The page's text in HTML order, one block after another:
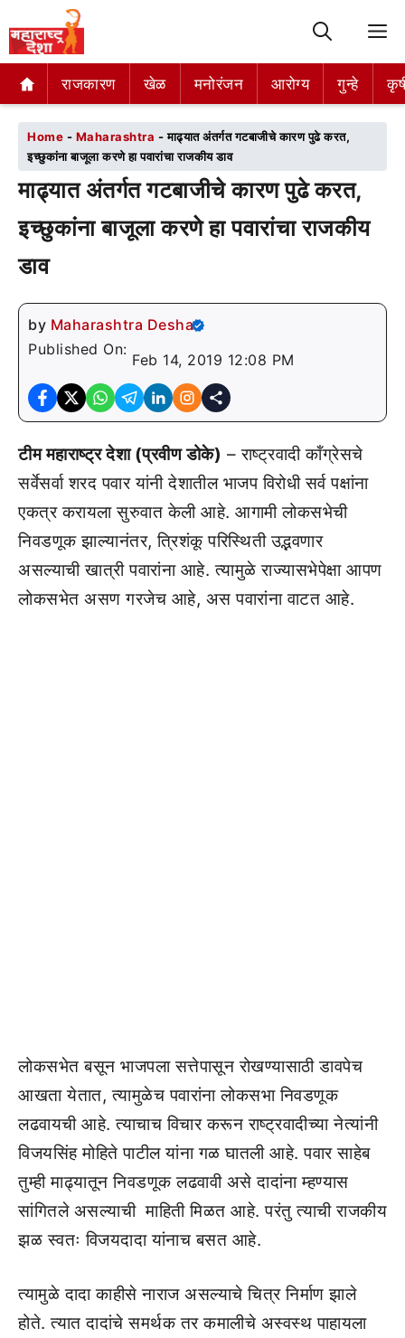
राजकारण खेळ मनोरंजन आरोग्य गुन्हे
राजकारण खेळ मनोरंजन आरोग्य गुन्हे
Home - Maharashtra -माढ्यात अंतर्गत गटबाजीचे कारण पुढे करत,
इच्छुकांना बाजूला करणे हा पवारांचा राजकीय डाव
माढ्यात अंतर्गत गटबाजीचे कारण पुढे करत,
इच्छुकांना बाजूला करणे हा पवारांचा राजकीय
डाव
by Maharashtra Desha
Published On:
Feb 14, 2019 12:08 PM
टीम महाराष्ट्र देशा (प्रवीण डोके) – राष्ट्रवादी कॉंग्रेसचे
सर्वेसर्वा शरद पवार यांनी देशातील भाजप विरोधी सर्व पक्षांना
एकत्र करायला सुरुवात केली आहे. आगामी लोकसभेची
निवडणूक झाल्यानंतर, त्रिशंकू परिस्थिती उद्भवणार
असल्याची खात्री पवारांना आहे. त्यामुळे राज्यासभेपेक्षा आपण
लोकसभेत असण गरजेच आहे, अस पवारांना वाटत आहे.
लोकसभेत बसून भाजपला सत्तेपासून रोखण्यासाठी डावपेच
आखता येतात, त्यामुळेच पवारांना लोकसभा निवडणूक
लढवायची आहे. त्याचाच विचार करून राष्ट्रवादीच्या नेत्यांनी
विजयसिंह मोहिते पाटील यांना गळ घातली आहे. पवार साहेब
तुम्ही माढ्यातून निवडणूक लढवावी असे दादांना म्हण्यास
सांगितले असल्याची माहिती मिळत आहे. परंतु त्याची राजकीय
झळ स्वतः विजयदादा यांनाच बसत आहे.
त्यामुळे दादा काहीसे नाराज असल्याचे चित्र निर्माण झाले
होते. त्यात दादांचे समर्थक तर कमालीचे अस्वस्थ पाहायला